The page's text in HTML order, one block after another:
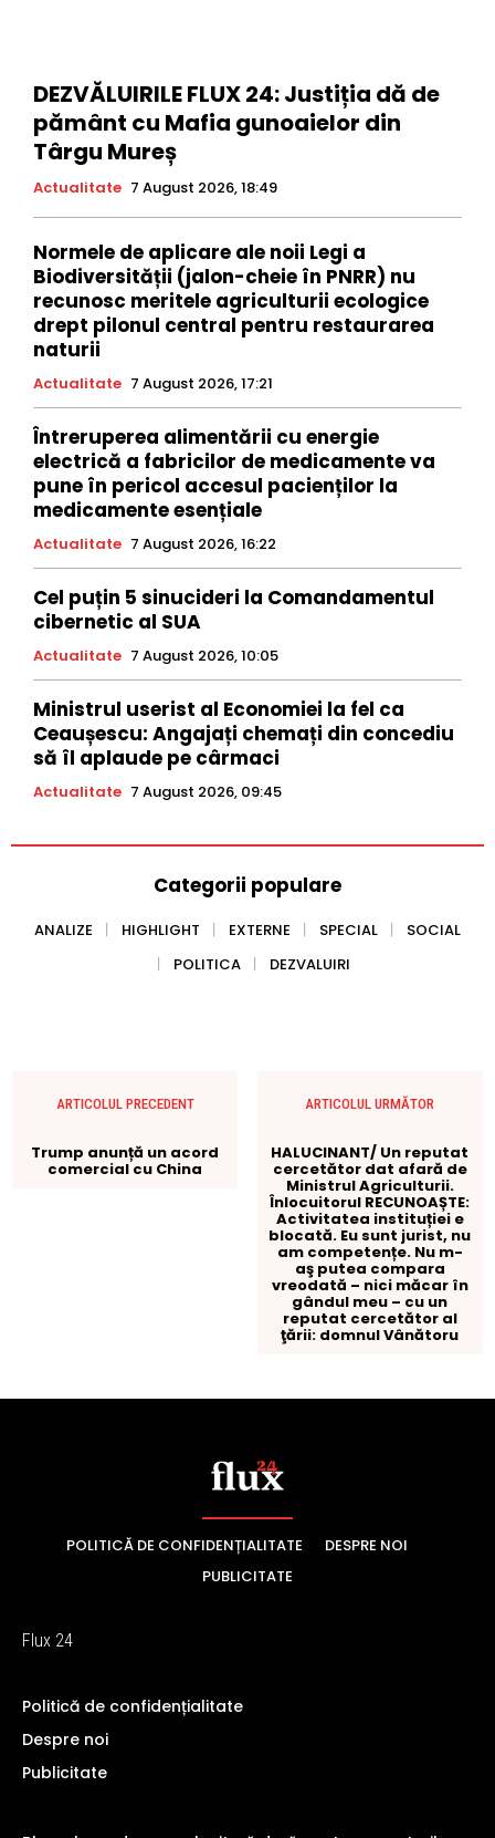
POLITICĂ DE CONFIDENȚIALITATE
DESPRE NOI
PUBLICITATE
Flux 24
Politică de confidențialitate
Despre noi
Publicitate